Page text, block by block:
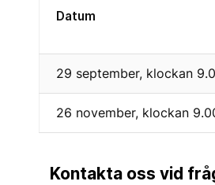
Datum
29 september, klockan
26 november, klockan
Kontakta oss vid